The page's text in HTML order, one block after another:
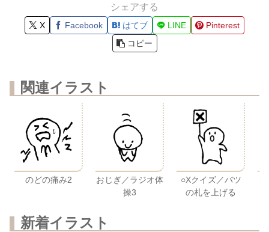
シェアする
X Facebook はてブ LINE
Pinterest
コピー
関連イラスト
のどの痛み2
おじぎ／ラジオ体
操3
○Xクイズ／バツ
の札を上げる
グ
新着イラスト